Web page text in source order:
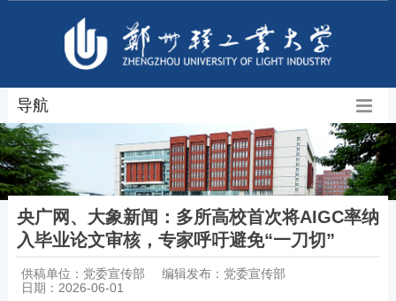
导航
央广网、大象新闻：多所高校首次将AIGC率纳
入毕业论文审核，专家呼吁避免“一刀切”
供稿单位：党委宣传部
编辑发布：党委宣传部
日期：2026-06-01